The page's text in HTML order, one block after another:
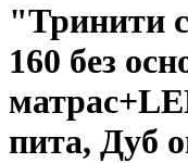
"Тринити
160 без
пита, Дуб